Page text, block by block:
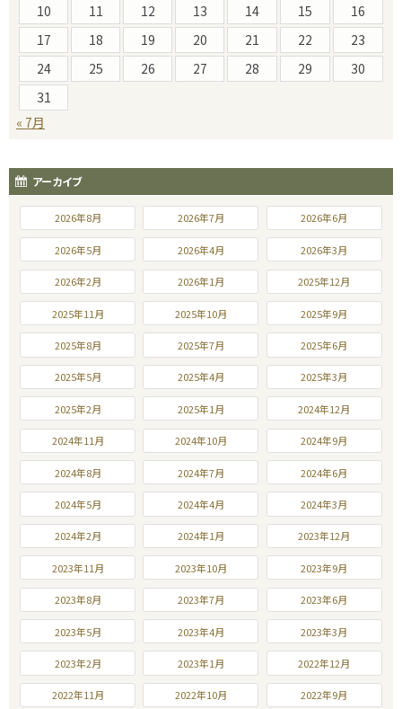
10
11 12 13 14 15
16
17
18 19 20 21 22
23
24
25 26 27 28 29
30
31
« 7月
アーカイブ
2026年8月 2026年7月 2026年6月
2026年5月 2026年4月 2026年3月
2026年2月 2026年1月 2025年12月
2025年11月 2025年10月 2025年9月
2025年8月 2025年7月 2025年6月
2025年5月 2025年4月 2025年3月
2025年2月 2025年1月 2024年12月
2024年11月 2024年10月 2024年9月
2024年8月 2024年7月 2024年6月
2024年5月 2024年4月 2024年3月
2024年2月 2024年1月 2023年12月
2023年11月 2023年10月 2023年9月
2023年8月 2023年7月 2023年6月
2023年5月 2023年4月 2023年3月
2023年2月 2023年1月 2022年12月
2022年11月 2022年10月 2022年9月